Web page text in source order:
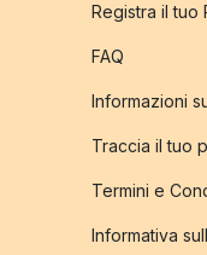
Registra il tuo
FAQ
Informazioni
Traccia il tuo
Termini e
Informativa